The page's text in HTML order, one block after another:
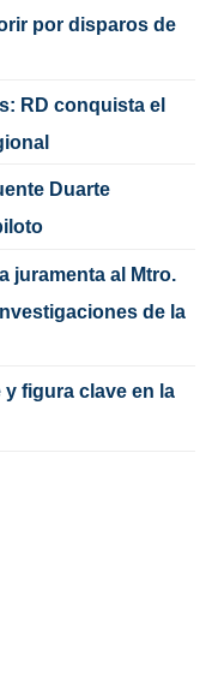
por disparos de
RD conquista el
Duarte
juramenta al Mtro.
de la
y figura clave en la